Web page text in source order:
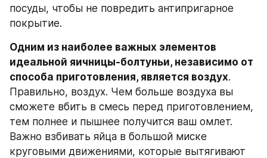
посуды, чтобы не повредить антипригарное
покрытие.
Одним из наиболее важных элементов
идеальной яичницы-болтуньи, независимо от
способа приготовления, является воздух.
Правильно, воздух. Чем больше воздуха вы
сможете вбить в смесь перед приготовлением,
тем полнее и пышнее получится ваш омлет.
Важно взбивать яйца в большой миске
круговыми движениями, которые вытягивают